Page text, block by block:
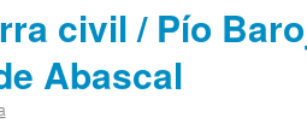
civil / Pío
Abascal